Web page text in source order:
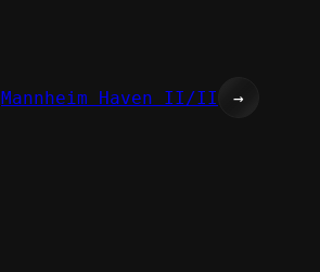
Mannheim Haven II/II →